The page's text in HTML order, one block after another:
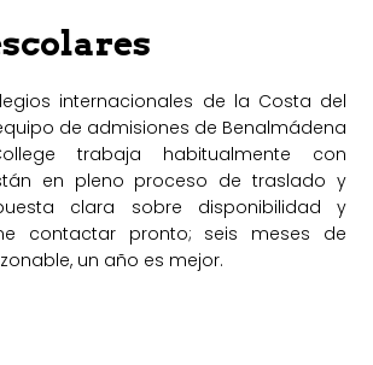
internacionales de la Costa del
de admisiones de Benalmádena
trabaja habitualmente con
en pleno proceso de traslado y
clara sobre disponibilidad y
contactar pronto; seis meses de
un año es mejor.